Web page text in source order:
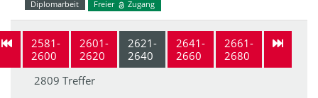
Diplomarbeit Freier Zugang
2581-
2600
2601-
2620
2621-
2640
2641-
2660
2661-
2680
2809 Treffer